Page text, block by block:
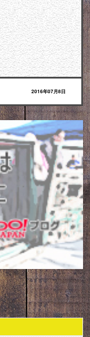
2016年07月8日